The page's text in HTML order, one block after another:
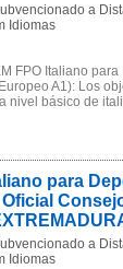
a
Idiomas
FPO Italiano
A1): Los
nivel básico de
para
a
Idiomas